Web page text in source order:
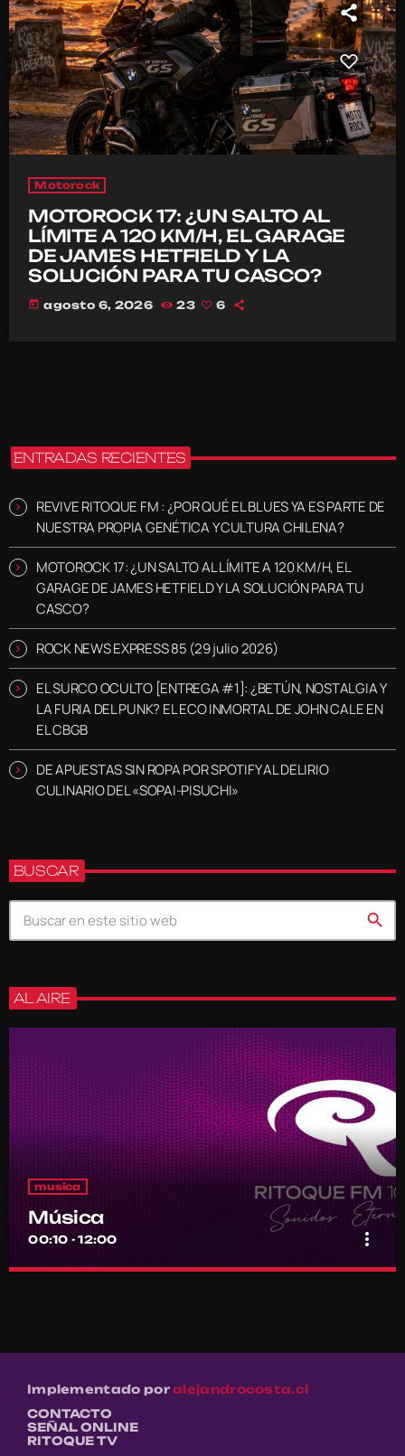
Motorock
MOTOROCK 17: ¿UN SALTO AL
LÍMITE A 120 KM/H, EL GARAGE
DE JAMES HETFIELD Y LA
SOLUCIÓN PARA TU CASCO?
today agosto 6, 2026 23 6
ENTRADAS RECIENTES
REVIVE RITOQUE FM : ¿POR QUÉ EL BLUES YA ES PARTE DE
NUESTRA PROPIA GENÉTICA Y CULTURA CHILENA?
MOTOROCK 17: ¿UN SALTO AL LÍMITE A 120 KM/H, EL
GARAGE DE JAMES HETFIELD Y LA SOLUCIÓN PARA TU
CASCO?
ROCK NEWS EXPRESS 85 (29 julio 2026)
EL SURCO OCULTO [ENTREGA #1]: ¿BETÚN, NOSTALGIA Y
LA FURIA DEL PUNK? EL ECO INMORTAL DE JOHN CALE EN
EL CBGB
DE APUESTAS SIN ROPA POR SPOTIFY AL DELIRIO
CULINARIO DEL «SOPAI-PISUCHI»
BUSCAR
search
AL AIRE
musica
Música
00:10 - 12:00 more_vert
Música
Implementado poralejandrocosta.cl
CONTACTO
SEÑAL ONLINE
RITOQUE TV